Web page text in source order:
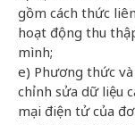
gồm cách thức
hoạt động thu
mình;
e) Phương thức
chỉnh sửa dữ liệu
mại điện tử của